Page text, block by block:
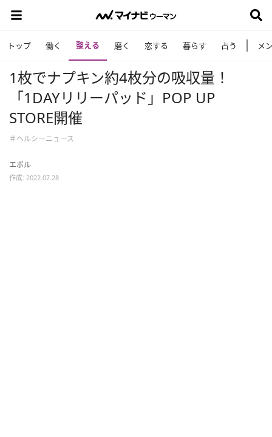
トップ 働く 整える 磨く 恋する 暮らす 占う メ
1枚でナプキン約4枚分の吸収量！
「1DAYリリーパッド」POP UP
STORE開催
＃ヘルシーニュース
エボル
作成: 2022.07.28